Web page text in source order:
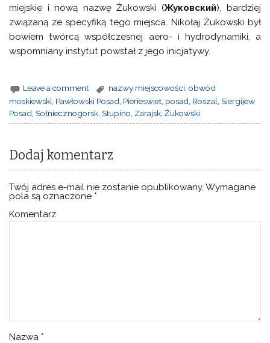
miejskie i nową nazwę Żukowski (Жуковский), bardziej
związaną ze specyfiką tego miejsca. Nikołaj Żukowski był
bowiem twórcą współczesnej aero- i hydrodynamiki, a
wspomniany instytut powstał z jego inicjatywy.
Leave a comment nazwy miejscowości,obwód
moskiewski Pawłowski Posad Pierieswiet posad Roszal ,Siergijew
Posad ,Sołniecznogorsk ,Stupino Zarajsk ,Żukowski
Dodaj komentarz
Twój adres e-mail nie zostanie opublikowany. Wymagane
pola są oznaczone *
Komentarz
Nazwa *